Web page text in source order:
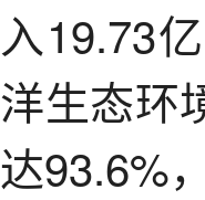
入19.73
洋生态环
达93.6%